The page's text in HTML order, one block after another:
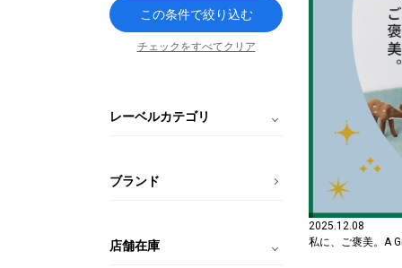
2025.12.08
私に、ご褒美。A
この条件で絞り込む
チェックをすべてクリア
レーベルカテゴリ
ブランド
店舗在庫